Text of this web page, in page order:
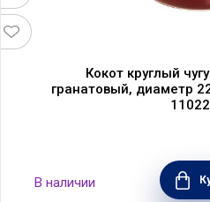
Кокот круглый
гранатовый, диаметр
В наличии